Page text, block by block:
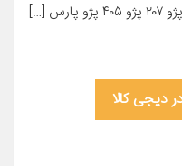
دیجی کالا